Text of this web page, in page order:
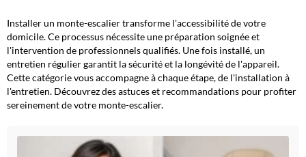
Installer un monte-escalier transforme l'accessibilité de votre
domicile. Ce processus nécessite une préparation soignée et
l'intervention de professionnels qualifiés. Une fois installé, un
entretien régulier garantit la sécurité et la longévité de l'appareil.
Cette catégorie vous accompagne à chaque étape, de l'installation à
l'entretien. Découvrez des astuces et recommandations pour profiter
sereinement de votre monte-escalier.